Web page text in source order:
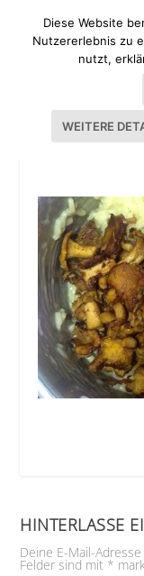
RISOTTO
HINTERLASSE
Deine E-Mail-
Felder sind mit *
Diese Website
Nutzererlebnis zu
nutzt,
WEITERE